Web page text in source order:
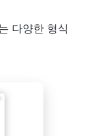
다양한 형식